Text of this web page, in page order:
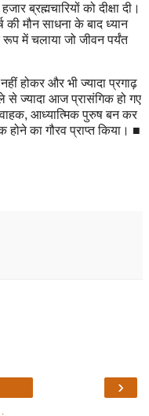
ब्रह्मचारियों को दीक्षा दी।
मौन साधना के बाद ध्यान
में चलाया जो जीवन पर्यंत
होकर और भी ज्यादा प्रगाढ़
से ज्यादा आज प्रासंगिक हो गए
आध्यात्मिक पुरुष बन कर
का गौरव प्राप्त किया। ■
›